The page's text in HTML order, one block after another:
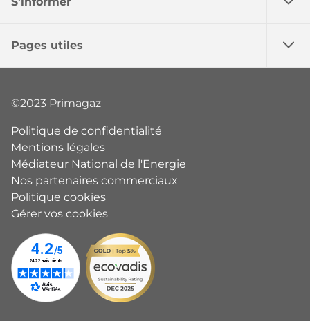
Pages utiles
©2023 Primagaz
Politique de confidentialité
Mentions légales
Médiateur National de l'Energie
Nos partenaires commerciaux
Politique cookies
Gérer vos cookies